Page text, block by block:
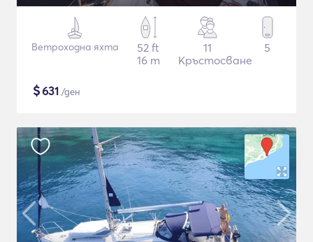
Ветроходна яхта
52 ft
16 m
11
Кръстосване
5
$631 /ден